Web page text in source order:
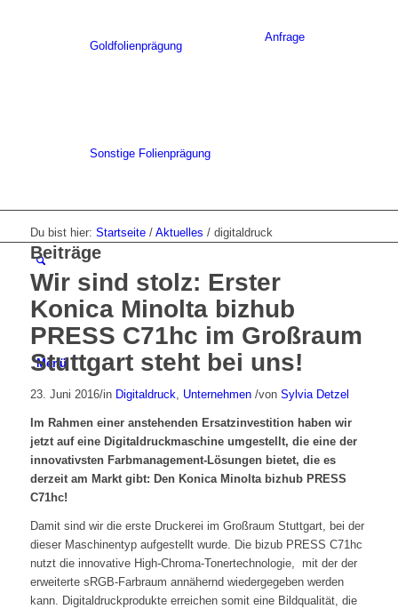
Goldfolienprägung
Sonstige Folienprägung
Anfrage
Menü
Du bist hier: Startseite / Aktuelles / digitaldruck
Beiträge
Wir sind stolz: Erster
Konica Minolta bizhub
PRESS C71hc im Großraum
Stuttgart steht bei uns!
23. Juni 2016/in Digitaldruck, Unternehmen /von Sylvia Detzel
Im Rahmen einer anstehenden Ersatzinvestition haben wir
jetzt auf eine Digitaldruckmaschine umgestellt, die eine der
innovativsten Farbmanagement-Lösungen bietet, die es
derzeit am Markt gibt: Den Konica Minolta bizhub PRESS
C71hc!
Damit sind wir die erste Druckerei im Großraum Stuttgart, bei der
dieser Maschinentyp aufgestellt wurde. Die bizub PRESS C71hc
nutzt die innovative High-Chroma-Tonertechnologie, mit der der
erweiterte sRGB-Farbraum annähernd wiedergegeben werden
kann. Digitaldruckprodukte erreichen somit eine Bildqualität, die